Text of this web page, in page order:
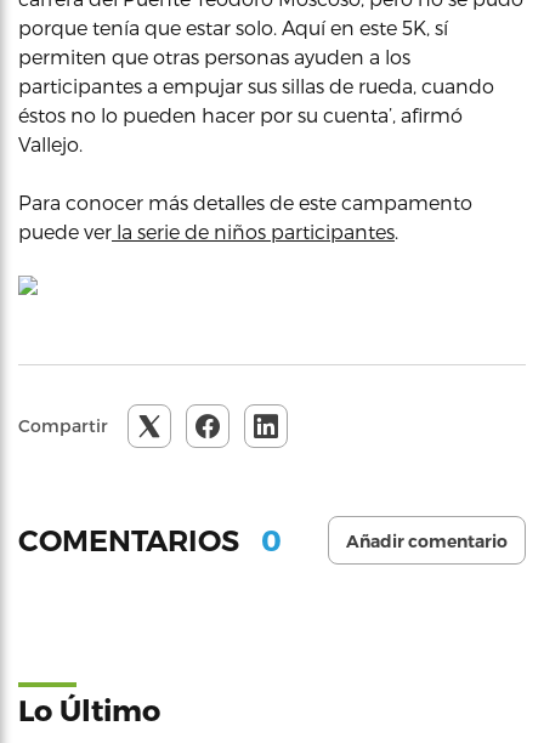
porque tenía que estar solo. Aquí en este 5K, sí
permiten que otras personas ayuden a los
participantes a empujar sus sillas de rueda, cuando
éstos no lo pueden hacer por su cuenta’, afirmó
Vallejo.
Para conocer más detalles de este campamento
puede ver la serie de niños participantes.
Compartir
COMENTARIOS 0 Añadir comentario
Lo Último